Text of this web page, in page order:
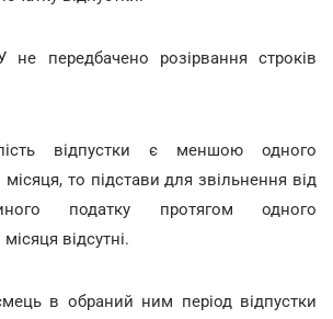
передбачено розірвання строків
відпустки є меншою одного
то підстави для звільнення від
податку протягом одного
відсутні.
в обраний ним період відпустки